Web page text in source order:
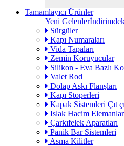
Tamamlayıcı Ürünler
Yeni Gelenler
Sürgüler
Kapı Numaraları
Vida Tapaları
Zemin Koruyucular
Silikon - Eva Bazlı
Valet Rod
Dolap Askı Flanşları
Kapı Stoperleri
Kapak Sistemleri Çıt
Islak Hacim
Çarkıfelek Aparatları
Panik Bar Sistemleri
Asma Kilitler